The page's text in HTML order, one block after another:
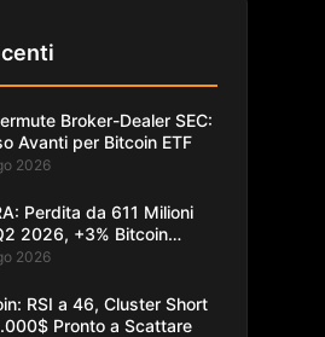
Broker-Dealer SEC:
Avanti per Bitcoin ETF
2026
Perdita da 611 Milioni
2026, +3% Bitcoin
2026
RSI a 46, Cluster Short
Pronto a Scattare